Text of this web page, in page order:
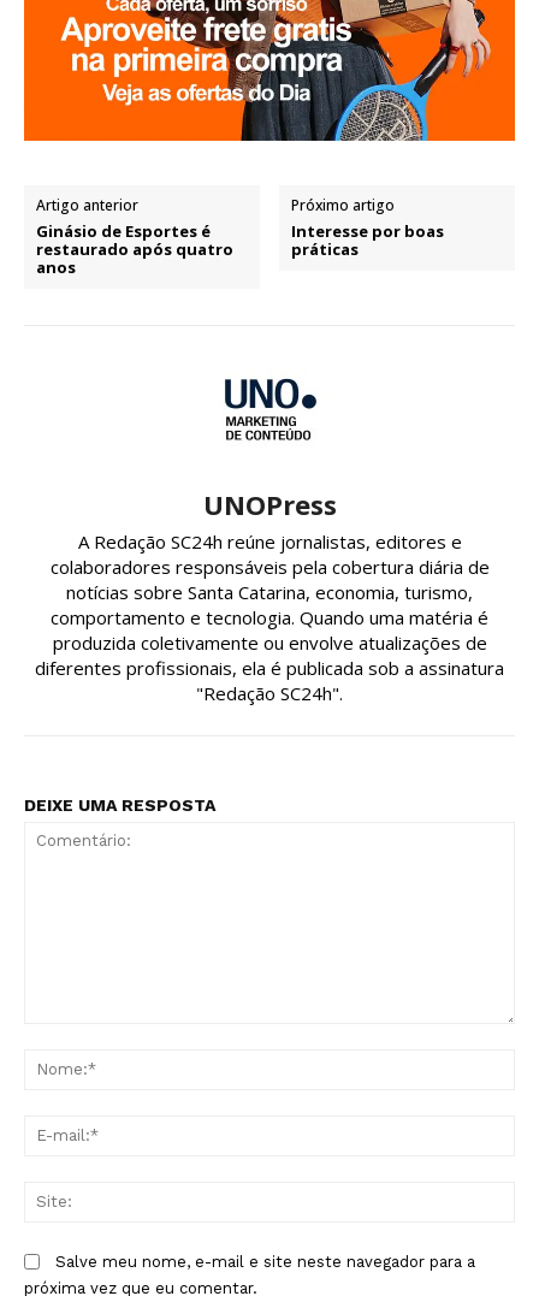
Artigo anterior
Ginásio de Esportes é
restaurado após quatro
anos
Próximo artigo
Interesse por boas
práticas
UNOPress
A Redação SC24h reúne jornalistas, editores e
colaboradores responsáveis pela cobertura diária de
notícias sobre Santa Catarina, economia, turismo,
comportamento e tecnologia. Quando uma matéria é
produzida coletivamente ou envolve atualizações de
diferentes profissionais, ela é publicada sob a assinatura
"Redação SC24h".
DEIXE UMA RESPOSTA
Salve meu nome, e-mail e site neste navegador para a
próxima vez que eu comentar.